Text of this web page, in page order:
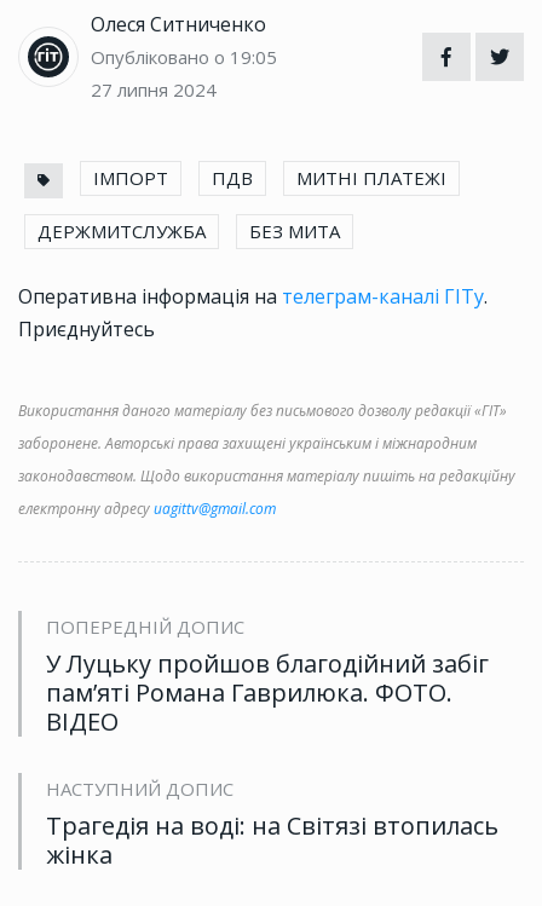
Олеся Ситниченко
Опубліковано о 19:05
27 липня 2024
ІМПОРТ ПДВ МИТНІ ПЛАТЕЖІ
ДЕРЖМИТСЛУЖБА БЕЗ МИТА
Оперативна інформація на телеграм-каналі ГІТу.
Приєднуйтесь
Використання даного матеріалу без письмового дозволу редакції «ГІТ»
заборонене. Авторські права захищені українським і міжнародним
законодавством. Щодо використання матеріалу пишіть на редакційну
електронну адресуuagittv@gmail.com
ПОПЕРЕДНІЙ ДОПИС
У Луцьку пройшов благодійний забіг
пам’яті Романа Гаврилюка. ФОТО.
ВІДЕО
НАСТУПНИЙ ДОПИС
Трагедія на воді: на Світязі втопилась
жінка